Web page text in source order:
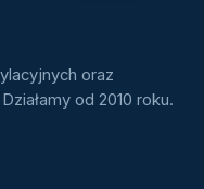
oraz
od 2010 roku.